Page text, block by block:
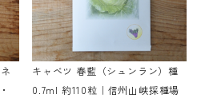
キャベツ 春藍（シュンラン）種
0.7ml 約110粒｜信州山峡採種場